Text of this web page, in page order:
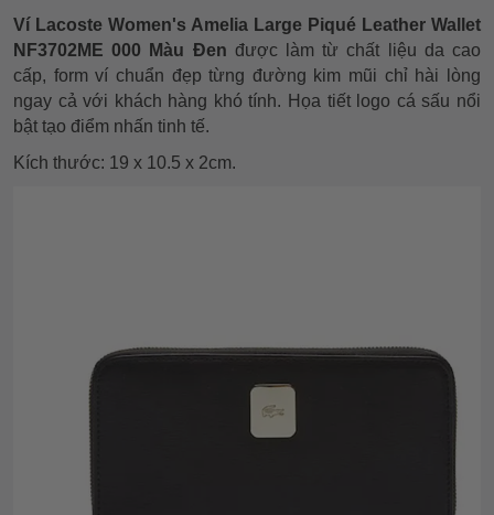
Ví Lacoste Women's Amelia Large Piqué Leather Wallet
NF3702ME 000 Màu Đen được làm từ chất liệu da cao
cấp, form ví chuẩn đẹp từng đường kim mũi chỉ hài lòng
ngay cả với khách hàng khó tính. Họa tiết logo cá sấu nổi
bật tạo điểm nhấn tinh tế.
Kích thước: 19 x 10.5 x 2cm.